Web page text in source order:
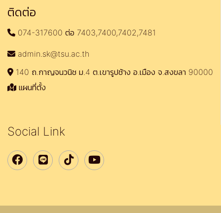
ติดต่อ
074-317600 ต่อ 7403,7400,7402,7481
admin.sk@tsu.ac.th
140 ถ.กาญจนวนิช ม.4 ต.เขารูปช้าง อ.เมือง จ.สงขลา 90000
แผนที่ตั้ง
Social Link